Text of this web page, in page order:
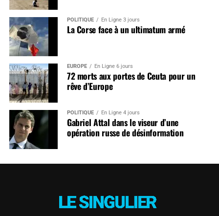
POLITIQUE En Ligne 3 jours
La Corse face à un ultimatum armé
EUROPE En Ligne 6 jours
72 morts aux portes de Ceuta pour un
rêve d’Europe
POLITIQUE En Ligne 4 jours
Gabriel Attal dans le viseur d’une
opération russe de désinformation